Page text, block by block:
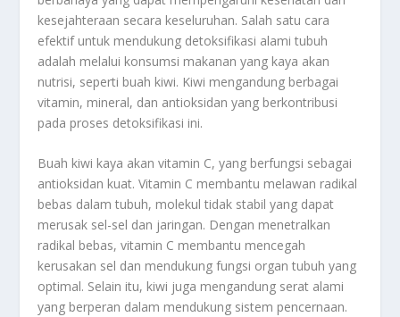
kesejahteraan secara keseluruhan. Salah satu cara
efektif untuk mendukung detoksifikasi alami tubuh
adalah melalui konsumsi makanan yang kaya akan
nutrisi, seperti buah kiwi. Kiwi mengandung berbagai
vitamin, mineral, dan antioksidan yang berkontribusi
pada proses detoksifikasi ini.
Buah kiwi kaya akan vitamin C, yang berfungsi sebagai
antioksidan kuat. Vitamin C membantu melawan radikal
bebas dalam tubuh, molekul tidak stabil yang dapat
merusak sel-sel dan jaringan. Dengan menetralkan
radikal bebas, vitamin C membantu mencegah
kerusakan sel dan mendukung fungsi organ tubuh yang
optimal. Selain itu, kiwi juga mengandung serat alami
yang berperan dalam mendukung sistem pencernaan.